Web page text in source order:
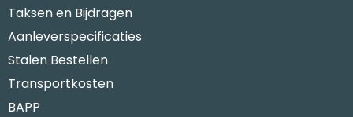
Taksen en Bijdragen
Aanleverspecificaties
Stalen Bestellen
Transportkosten
BAPP